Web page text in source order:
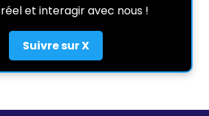
et interagir avec nous !
Suivre sur X